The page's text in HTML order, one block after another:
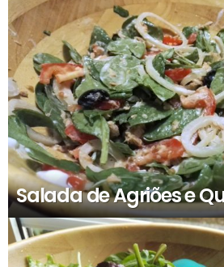
Salada de Agriões e